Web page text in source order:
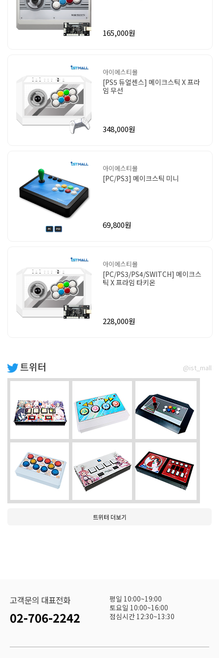
165,000원
아이에스티몰
[PS5 듀얼센스] 메이크스틱 X 프라
임 무선
348,000원
아이에스티몰
[PC/PS3] 메이크스틱 미니
69,800원
아이에스티몰
[PC/PS3/PS4/SWITCH] 메이크스
틱 X 프라임 타키온
228,000원
트위터 @ist_mall
트위터 더보기
고객문의 대표전화
02-706-2242
평일 10:00~19:00
토요일 10:00~16:00
점심시간 12:30~13:30